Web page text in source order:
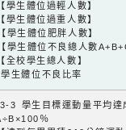
學生體位過輕人數】
學生體位過重人數】
學生體位肥胖人數】
學生體位不良總人數
全校學生總人數】
生體位不良比率
3 學生目標運動量平均達
％